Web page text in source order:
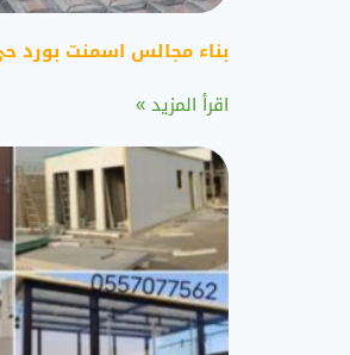
بناء مجالس اسمنت بورد
اقرأ المزيد »